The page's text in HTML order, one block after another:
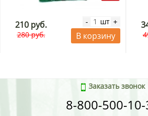
210 руб.
280 руб.
- шт +
В корзину
Заказать звонок
8-800-500-